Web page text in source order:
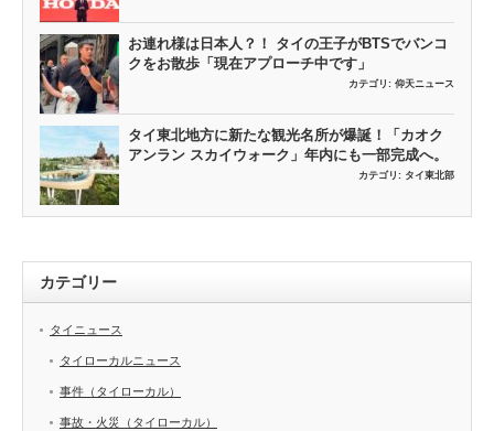
お連れ様は日本人？！ タイの王子がBTSでバンコ
クをお散歩「現在アプローチ中です」
カテゴリ: 仰天ニュース
タイ東北地方に新たな観光名所が爆誕！「カオク
アンラン スカイウォーク」年内にも一部完成へ。
カテゴリ: タイ東北部
カテゴリー
タイニュース
タイローカルニュース
事件（タイローカル）
事故・火災（タイローカル）